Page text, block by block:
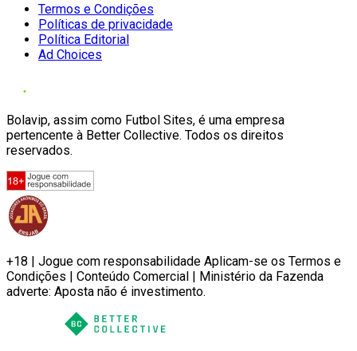
Termos e Condições
Políticas de privacidade
Política Editorial
Ad Choices
Bolavip, assim como Futbol Sites, é uma empresa
pertencente à Better Collective. Todos os direitos
reservados.
+18 | Jogue com responsabilidade Aplicam-se os Termos e
Condições | Conteúdo Comercial | Ministério da Fazenda
adverte: Aposta não é investimento.